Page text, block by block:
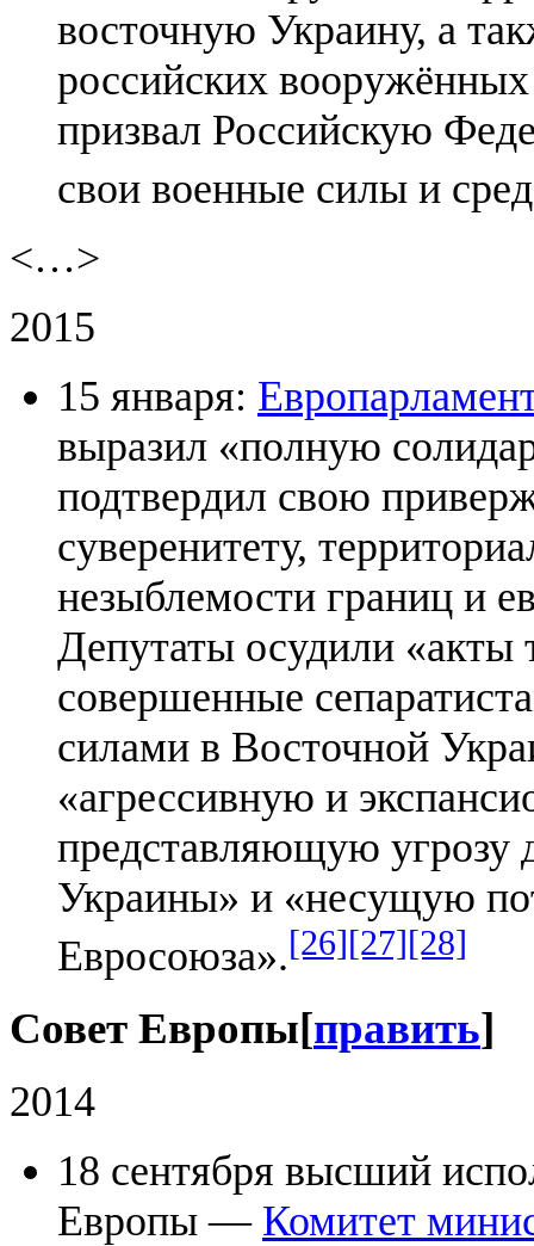
восточную Украину, а
российских
призвал Российскую
свои военные силы и
<…>
2015
15 января:
выразил «полную
подтвердил свою
суверенитету,
незыблемости границ и
Депутаты осудили «акты
совершенные
силами в Восточной
«агрессивную и
представляющую угрозу
Украины» и «несущую
Евросоюза».[26][27][28]
Совет Европы[править]
2014
18 сентября высший
Европы — Комитет